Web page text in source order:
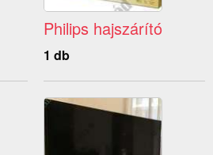
Philips hajszárító
1 db